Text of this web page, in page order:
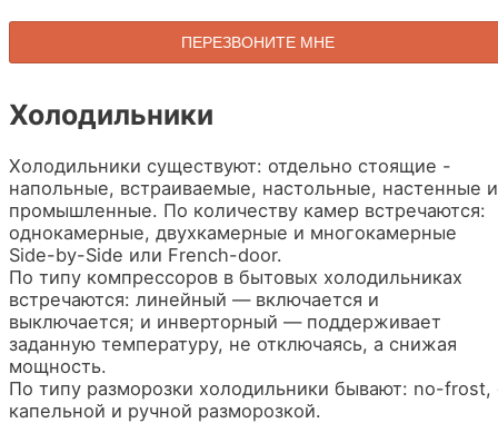
Холодильники
Холодильники существуют: отдельно стоящие -
напольные, встраиваемые, настольные, настенные и
промышленные. По количеству камер встречаются:
однокамерные, двухкамерные и многокамерные
Side-by-Side или French-door.
По типу компрессоров в бытовых холодильниках
встречаются: линейный — включается и
выключается; и инверторный — поддерживает
заданную температуру, не отключаясь, а снижая
мощность.
По типу разморозки холодильники бывают: no-frost,
капельной и ручной разморозкой.